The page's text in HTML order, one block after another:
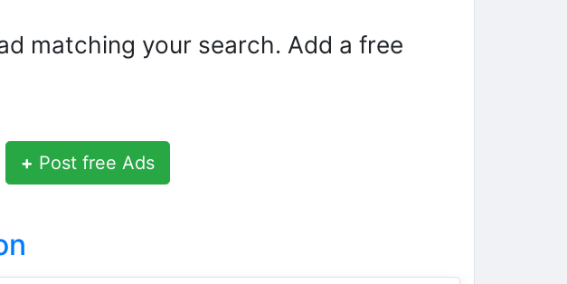
matching your search. Add a free
+ Post free Ads